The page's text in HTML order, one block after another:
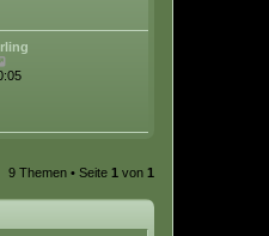
e
t
B
i
r
9 Themen • Seite 1 von 1